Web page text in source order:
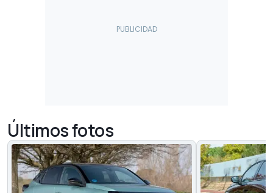
Últimos fotos